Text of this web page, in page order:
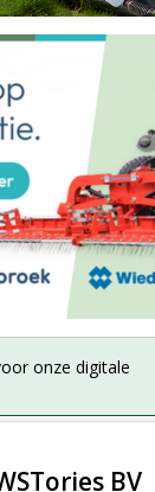
onze digitale
BV